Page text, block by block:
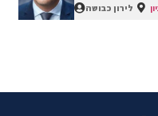
לירון כבושה